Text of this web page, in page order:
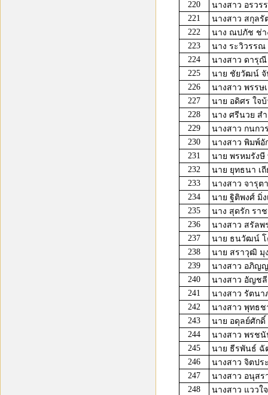
220
นางสาว อรว
221
นางสาว สกุล
222
นาง ณปภัช ช่า
223
นาง ระวิวรรณ
224
นางสาว ดารุ
225
นาย ชัยวัฒน์ จั
226
นางสาว พรรษ
227
นาย อดิศร ใจบ้
228
นาง ศรีนวย ส
229
นางสาว กนกว
230
นางสาว พิมพ์
231
นาย พรหมรังษี
232
นาย ยุทธนา เ
233
นางสาว จารุต
234
นาย ฐิติพงศ์ มิ่ง
235
นาง สุดรัก รา
236
นางสาว สรัลพ
237
นาย ธนวัฒน์
238
นาย สราวุฒิ มุ
239
นางสาว อภิญ
240
นางสาว อัญช
241
นางสาว รัตน
242
นางสาว พุทธช
243
นาย อดุลย์ศักดิ์
244
นางสาว พรชนั
245
นาย ธีรพันธ์ ฉั
246
นางสาว จิตปร
247
นางสาว อนุสร
248
นางสาว แววใ